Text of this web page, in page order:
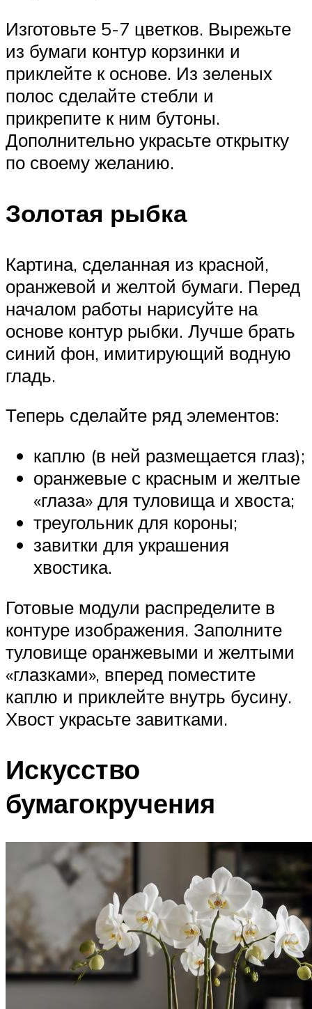
Изготовьте 5-7 цветков. Вырежьте
из бумаги контур корзинки и
приклейте к основе. Из зеленых
полос сделайте стебли и
прикрепите к ним бутоны.
Дополнительно украсьте открытку
по своему желанию.
Золотая рыбка
Картина, сделанная из красной,
оранжевой и желтой бумаги. Перед
началом работы нарисуйте на
основе контур рыбки. Лучше брать
синий фон, имитирующий водную
гладь.
Теперь сделайте ряд элементов:
каплю (в ней размещается глаз);
оранжевые с красным и желтые
«глаза» для туловища и хвоста;
треугольник для короны;
завитки для украшения
хвостика.
Готовые модули распределите в
контуре изображения. Заполните
туловище оранжевыми и желтыми
«глазками», вперед поместите
каплю и приклейте внутрь бусину.
Хвост украсьте завитками.
Искусство
бумагокручения